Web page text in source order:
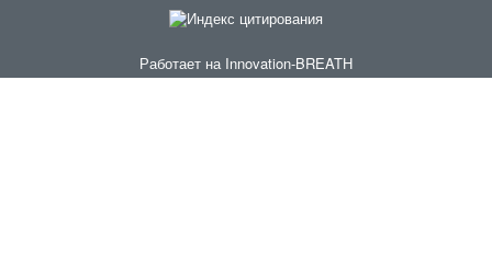
Работает на Innovation-BREATH